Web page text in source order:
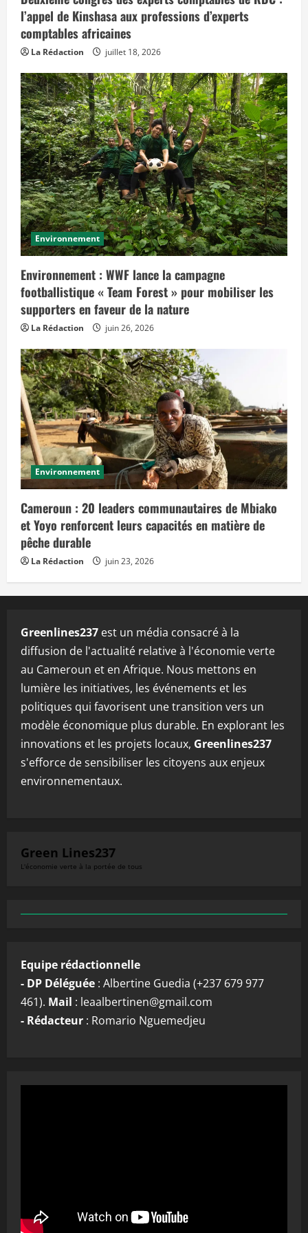
t
s
d
a
n
s
e
t
e
m
p
s
»
l’appel de Kinshasa aux professions d’experts
comptables africaines
La Rédaction juillet 18, 2026
Environnement
Environnement : WWF lance la campagne
footballistique « Team Forest » pour mobiliser les
supporters en faveur de la nature
La Rédaction juin 26, 2026
Environnement
Cameroun : 20 leaders communautaires de Mbiako
et Yoyo renforcent leurs capacités en matière de
pêche durable
La Rédaction juin 23, 2026
Greenlines237 est un média consacré à la
diffusion de l'actualité relative à l'économie verte
au Cameroun et en Afrique. Nous mettons en
lumière les initiatives, les événements et les
politiques qui favorisent une transition vers un
modèle économique plus durable. En explorant les
innovations et les projets locaux, Greenlines237
s'efforce de sensibiliser les citoyens aux enjeux
environnementaux.
Green Lines237
L'économie verte à la portée de tous
Equipe rédactionnelle
- DP Déléguée : Albertine Guedia (+237 679 977
461). Mail : leaalbertinen@gmail.com
- Rédacteur : Romario Nguemedjeu